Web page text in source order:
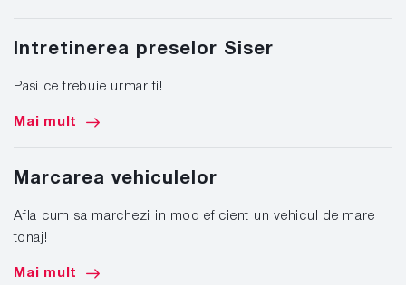
Intretinerea preselor Siser
Pasi ce trebuie urmariti!
Mai mult
Marcarea vehiculelor
Afla cum sa marchezi in mod eficient un vehicul de mare
tonaj!
Mai mult